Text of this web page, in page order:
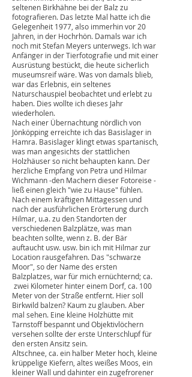
fotografieren und interessante Motive vor
die Linse zu bekommen. Zumal, wenn man
wie ich, in den letzten Jahren -beruflich
bedingt -eher selten Zeit für das Hobby und
die Leidenschaft fand. Außerdem war es
schon immer mein Wunsch, die bei uns
seltenen Birkhähne bei der Balz zu
fotografieren. Das letzte Mal hatte ich die
Gelegenheit 1977, also immerhin vor 20
Jahren, in der Hochrhön. Damals war ich
noch mit Stefan Meyers unterwegs. Ich war
Anfänger in der Tierfotografie und mit einer
Ausrüstung bestückt, die heute sicherlich
museumsreif wäre. Was von damals blieb,
war das Erlebnis, ein seltenes
Naturschauspiel beobachtet und erlebt zu
haben. Dies wollte ich dieses Jahr
wiederholen.
Nach einer Übernachtung nördlich von
Jönköpping erreichte ich das Basislager in
Hamra. Basislager klingt etwas spartanisch,
was man angesichts der stattlichen
Holzhäuser so nicht behaupten kann. Der
herzliche Empfang von Petra und Hilmar
Wichmann -den Machern dieser Fotoreise -
ließ einen gleich "wie zu Hause" fühlen.
Nach einem kräftigen Mittagessen und
nach der ausführlichen Erörterung durch
Hilmar, u.a. zu den Standorten der
verschiedenen Balzplätze, was man
beachten sollte, wenn z. B. der Bär
auftaucht usw. usw. bin ich mit Hilmar zur
Location rausgefahren. Das "schwarze
Moor", so der Name des ersten
Balzplatzes, war für mich ernüchternd; ca.
zwei Kilometer hinter einem Dorf, ca. 100
Meter von der Straße entfernt. Hier soll
Birkwild balzen? Kaum zu glauben. Aber
mal sehen. Eine kleine Holzhütte mit